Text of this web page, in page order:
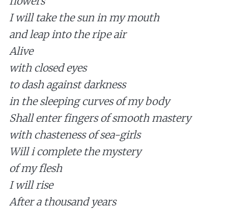
I will take the sun in my mouth
and leap into the ripe air
Alive
with closed eyes
to dash against darkness
in the sleeping curves of my body
Shall enter fingers of smooth mastery
with chasteness of sea-girls
Will i complete the mystery
of my flesh
I will rise
After a thousand years